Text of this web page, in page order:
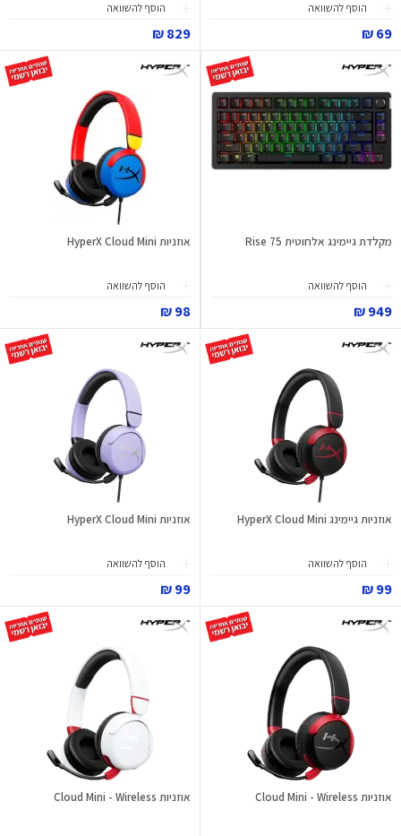
הוסף להשוואה
69 ₪
הוסף להשוואה
829 ₪
מקלדת גיימינג אלחוטית Rise 75
הוסף להשוואה
949 ₪
אוזניות HyperX Cloud Mini
הוסף להשוואה
98 ₪
אוזניות גיימינג HyperX Cloud Mini
הוסף להשוואה
99 ₪
אוזניות HyperX Cloud Mini
הוסף להשוואה
99 ₪
אוזניות Cloud Mini - Wireless אוזניות Cloud Mini - Wireless